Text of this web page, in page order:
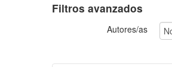
Filtros avanzados
Autores/as